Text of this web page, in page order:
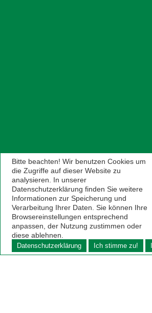
Bitte beachten! Wir benutzen Cookies um
die Zugriffe auf dieser Website zu
analysieren. In unserer
Datenschutzerklärung finden Sie weitere
Informationen zur Speicherung und
Verarbeitung Ihrer Daten. Sie können Ihre
Browsereinstellungen entsprechend
anpassen, der Nutzung zustimmen oder
diese ablehnen.
Datenschutzerklärung Ich stimme zu!